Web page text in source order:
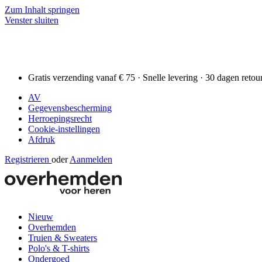
Zum Inhalt springen
Venster sluiten
Gratis verzending vanaf € 75 · Snelle levering · 30 dagen
AV
Gegevensbescherming
Herroepingsrecht
Cookie-instellingen
Afdruk
Registrieren oder Aanmelden
Nieuw
Overhemden
Truien & Sweaters
Polo's & T-shirts
Ondergoed